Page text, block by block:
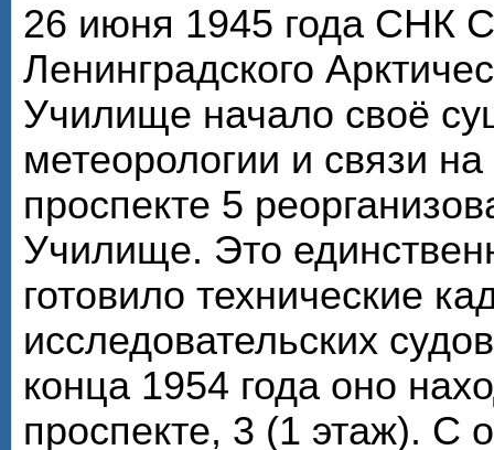
26 июня 1945 года СНК
Ленинградского
Училище начало своё
метеорологии и связи
проспекте 5
Училище. Это
готовило технические
исследовательских
конца 1954 года оно
проспекте, 3 (1 этаж). С